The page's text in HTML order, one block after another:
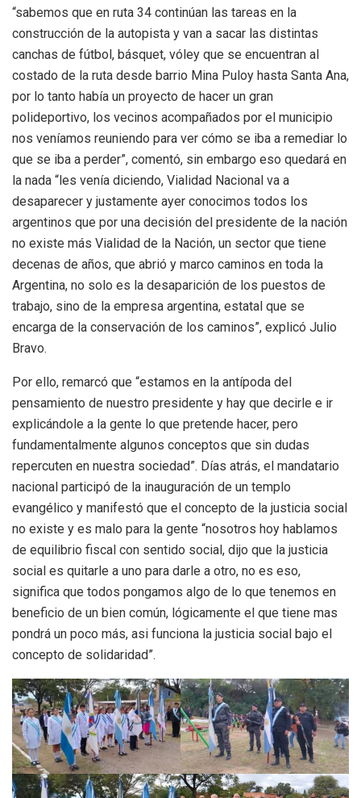
“sabemos que en ruta 34 continúan las tareas en la
construcción de la autopista y van a sacar las distintas
canchas de fútbol, básquet, vóley que se encuentran al
costado de la ruta desde barrio Mina Puloy hasta Santa Ana,
por lo tanto había un proyecto de hacer un gran
polideportivo, los vecinos acompañados por el municipio
nos veníamos reuniendo para ver cómo se iba a remediar lo
que se iba a perder”, comentó, sin embargo eso quedará en
la nada “les venía diciendo, Vialidad Nacional va a
desaparecer y justamente ayer conocimos todos los
argentinos que por una decisión del presidente de la nación
no existe más Vialidad de la Nación, un sector que tiene
decenas de años, que abrió y marco caminos en toda la
Argentina, no solo es la desaparición de los puestos de
trabajo, sino de la empresa argentina, estatal que se
encarga de la conservación de los caminos”, explicó Julio
Bravo.
Por ello, remarcó que “estamos en la antípoda del
pensamiento de nuestro presidente y hay que decirle e ir
explicándole a la gente lo que pretende hacer, pero
fundamentalmente algunos conceptos que sin dudas
repercuten en nuestra sociedad”. Días atrás, el mandatario
nacional participó de la inauguración de un templo
evangélico y manifestó que el concepto de la justicia social
no existe y es malo para la gente “nosotros hoy hablamos
de equilibrio fiscal con sentido social, dijo que la justicia
social es quitarle a uno para darle a otro, no es eso,
significa que todos pongamos algo de lo que tenemos en
beneficio de un bien común, lógicamente el que tiene mas
pondrá un poco más, asi funciona la justicia social bajo el
concepto de solidaridad”.